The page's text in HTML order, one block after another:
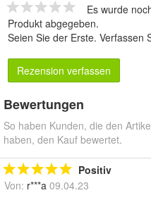
Es wurde
Produkt abgegeben.
Seien Sie der Erste. Verfassen
Rezension verfassen
Bewertungen
So haben Kunden, die den
haben, den Kauf bewertet.
Positiv
Von: r***a 09.04.23